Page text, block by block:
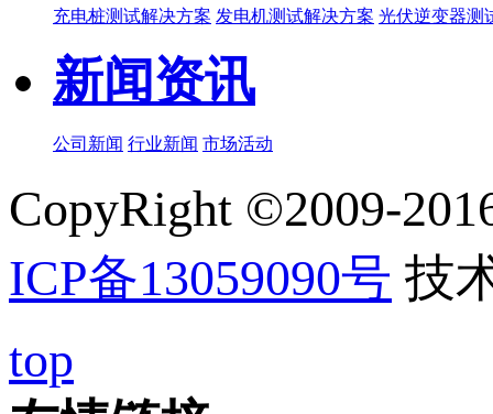
充电桩测试解决方案 发电机测试解决方案 光伏逆变器测
新闻资讯
公司新闻 行业新闻 市场活动
CopyRight ©2009-
ICP备13059090号 技
top